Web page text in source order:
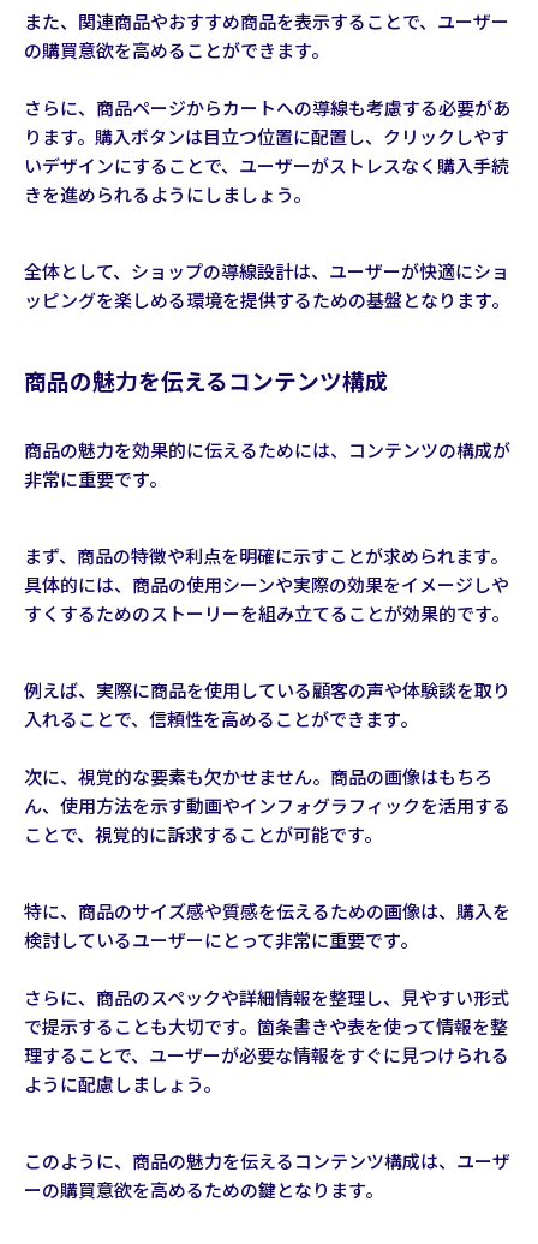
また、関連商品やおすすめ商品を表示することで、ユーザー
の購買意欲を高めることができます。
さらに、商品ページからカートへの導線も考慮する必要があ
ります。購入ボタンは目立つ位置に配置し、クリックしやす
いデザインにすることで、ユーザーがストレスなく購入手続
きを進められるようにしましょう。
全体として、ショップの導線設計は、ユーザーが快適にショ
ッピングを楽しめる環境を提供するための基盤となります。
商品の魅力を伝えるコンテンツ構成
商品の魅力を効果的に伝えるためには、コンテンツの構成が
非常に重要です。
まず、商品の特徴や利点を明確に示すことが求められます。
具体的には、商品の使用シーンや実際の効果をイメージしや
すくするためのストーリーを組み立てることが効果的です。
例えば、実際に商品を使用している顧客の声や体験談を取り
入れることで、信頼性を高めることができます。
次に、視覚的な要素も欠かせません。商品の画像はもちろ
ん、使用方法を示す動画やインフォグラフィックを活用する
ことで、視覚的に訴求することが可能です。
特に、商品のサイズ感や質感を伝えるための画像は、購入を
検討しているユーザーにとって非常に重要です。
さらに、商品のスペックや詳細情報を整理し、見やすい形式
で提示することも大切です。箇条書きや表を使って情報を整
理することで、ユーザーが必要な情報をすぐに見つけられる
ように配慮しましょう。
このように、商品の魅力を伝えるコンテンツ構成は、ユーザ
ーの購買意欲を高めるための鍵となります。